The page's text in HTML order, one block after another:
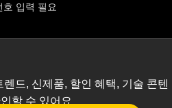
호 입력 필요
드, 신제품, 할인 혜택, 기술 콘텐
할 수 있어요